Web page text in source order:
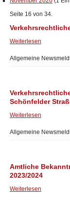
Seite 16 von 34.
Weiterlesen
Allgemeine
Schönfelder
Weiterlesen
Allgemeine
Amtliche
2023/2024
Weiterlesen